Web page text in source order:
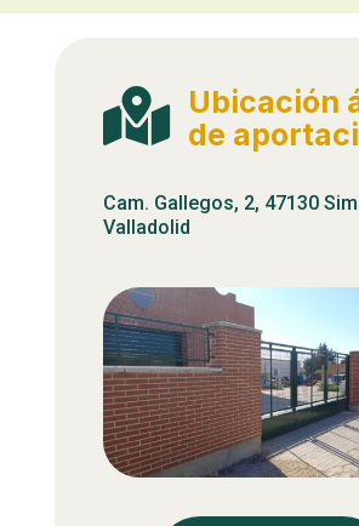
 Ubicación
de
Cam. Gallegos, 2, 47130
Valladolid